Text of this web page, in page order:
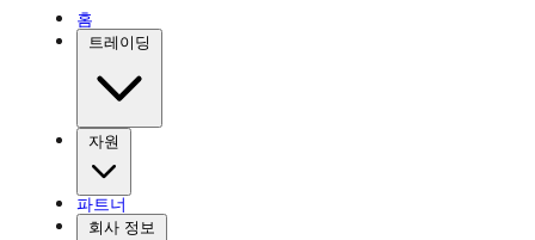
홈
트레이딩
자원
파트너
회사 정보